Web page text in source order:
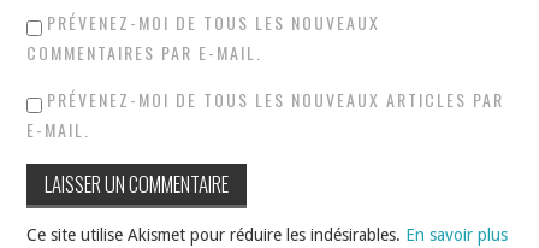
PRÉVENEZ-MOI DE TOUS LES NOUVEAUX
COMMENTAIRES PAR E-MAIL.
PRÉVENEZ-MOI DE TOUS LES NOUVEAUX ARTICLES PAR
E-MAIL.
Ce site utilise Akismet pour réduire les indésirables. En savoir plus